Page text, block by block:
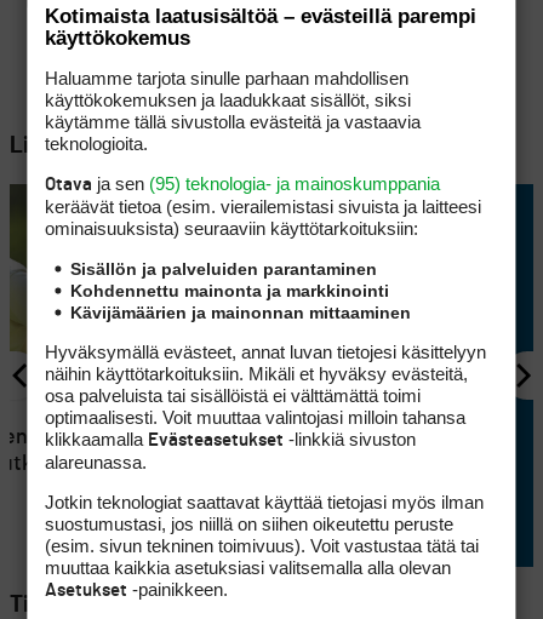
Lisää aiheesta
KILPAGOLF
Bogiton ilotulitus päättyi
eagleen – Talin
kenttäennätys vaihtoi
omistajaa
Tilaa Golfpisteen uutiskirje
Kotimaista laatusisältöä – evästeillä parempi
käyttökokemus
Haluamme tarjota sinulle parhaan mahdollisen
käyttökokemuksen ja laadukkaat sisällöt, siksi
käytämme tällä sivustolla evästeitä ja vastaavia
teknologioita.
Otava ja sen (95) teknologia- ja mainoskumppania
keräävät tietoa (esim. vierailemis­tasi sivuista ja laitteesi
ominaisuuk­sista) seuraaviin käyttötarkoituksiin:
Sisällön ja palveluiden parantaminen
Kohdennettu mainonta ja markkinointi
Kävijämäärien ja mainonnan mittaaminen
Hyväksymällä evästeet, annat luvan tietojesi käsittelyyn
näihin käyttötarkoituksiin. Mikäli et hyväksy evästeitä,
osa palveluista tai sisällöistä ei välttämättä toimi
optimaalisesti. Voit muuttaa valintojasi milloin tahansa
klikkaamalla Evästeasetukset -linkkiä sivuston
alareunassa.
Jotkin teknologiat saattavat käyttää tietojasi myös ilman
suostumustasi, jos niillä on siihen oikeutettu peruste
(esim. sivun tekninen toimivuus). Voit vastustaa tätä tai
muuttaa kaikkia asetuksiasi valitsemalla alla olevan
Asetukset -painikkeen.